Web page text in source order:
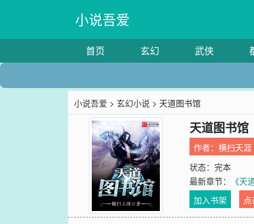
小说吾爱
首页 玄幻 武侠
小说吾爱 >玄幻小说 > 天道图书馆
天道图书馆
作者：横扫天涯
状态：完本
最新章节：
《天
加入书架